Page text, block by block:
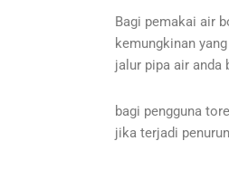
Bagi pemakai air
kemungkinan
jalur pipa air anda
bagi pengguna
jika terjadi